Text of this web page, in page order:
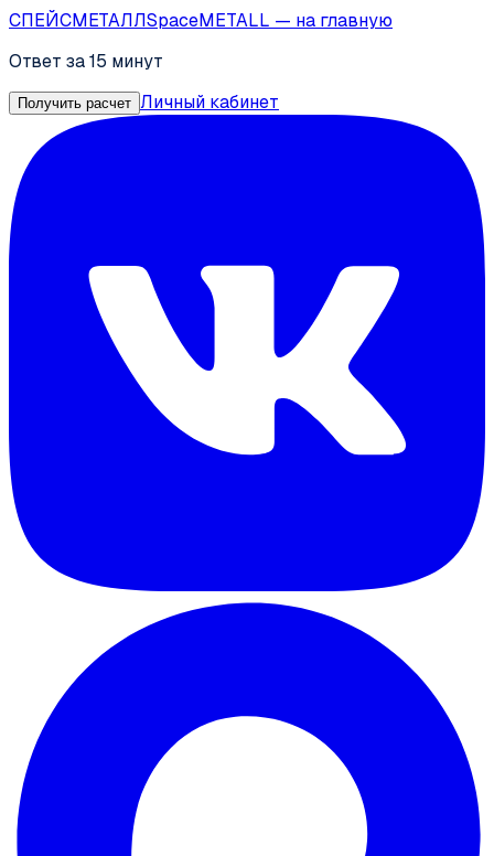
СПЕЙСМЕТАЛЛSpaceMETALL — на главную
Ответ за 15 минут
Получить расчет Личный кабинет